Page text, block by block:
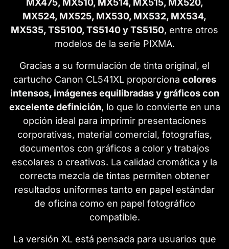
MX475, MX510, MX514, MX515, MX520,
MX524, MX525, MX530, MX532, MX534,
MX535, TS5100, TS5140 y TS5150, entre otros
modelos de la serie PIXMA.
Gracias a su formulación de tinta original, el
cartucho Canon CL541XL proporciona colores
intensos, imágenes equilibradas y gráficos con
excelente definición, lo que lo convierte en una
opción ideal para imprimir presentaciones
corporativas, material comercial, fotografías,
documentos con gráficos a color y trabajos
escolares o creativos. La calidad cromática y la
correcta mezcla de tintas permiten obtener
resultados uniformes tanto en papel estándar
de oficina como en papel fotográfico
compatible.
La versión XL está pensada para usuarios que